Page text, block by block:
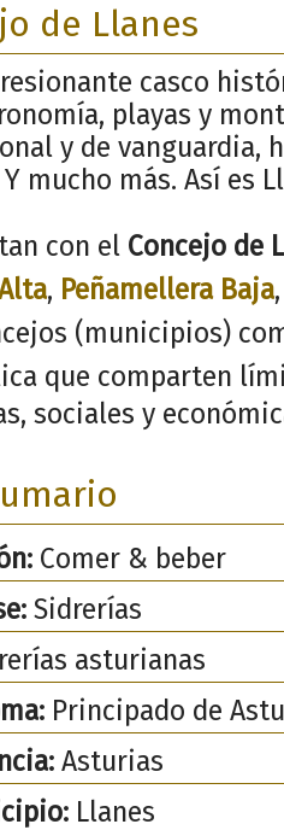
de Llanes
casco
playas y
y de vanguardia,
mucho más. Así es
con el Concejo de
, Peñamellera Baja,
(municipios)
que comparten
sociales y
Comer & beber
Sidrerías
asturianas
Principado de
Asturias
Llanes